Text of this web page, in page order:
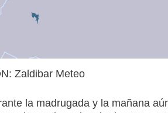
Zaldibar Meteo
la madrugada y la mañana